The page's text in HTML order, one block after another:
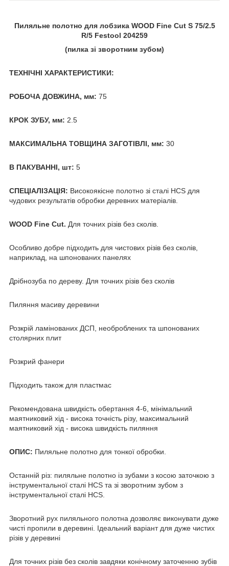
Пиляльне полотно для лобзика WOOD Fine Cut S 75/2.5
R/5 Festool 204259
(пилка зі зворотним зубом)
ТЕХНІЧНІ ХАРАКТЕРИСТИКИ:
РОБОЧА ДОВЖИНА, мм: 75
КРОК ЗУБУ, мм: 2.5
МАКСИМАЛЬНА ТОВЩИНА ЗАГОТІВЛІ, мм: 30
В ПАКУВАННІ, шт: 5
СПЕЦІАЛІЗАЦІЯ: Високоякісне полотно зі сталі HCS для
чудових результатів обробки деревних матеріалів.
WOOD Fine Cut. Для точних різів без сколів.
Особливо добре підходить для чистових різів без сколів,
наприклад, на шпонованих панелях
Дрібнозуба по дереву. Для точних різів без сколів
Пиляння масиву деревини
Розкрій ламінованих ДСП, необроблених та шпонованих
столярних плит
Розкрий фанери
Підходить також для пластмас
Рекомендована швидкість обертання 4-6, мінімальний
маятниковий хід - висока точність різу, максимальний
маятниковий хід - висока швидкість пиляння
ОПИС: Пиляльне полотно для тонкої обробки.
Останній різ: пиляльне полотно із зубами з косою заточкою з
інструментальної сталі HCS та зі зворотним зубом з
інструментальної сталі HCS.
Зворотний рух пиляльного полотна дозволяє виконувати дуже
чисті пропили в деревині. Ідеальний варіант для дуже чистих
різів у деревині
Для точних різів без сколів завдяки конічному заточенню зубів